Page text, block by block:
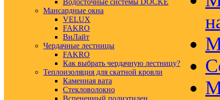
Водосточные системы DOCKE
Мансардные окна
VELUX
FAKRO
ВиЛайт
Чердачные лестницы
FAKRO
Как выбрать чердачную лестницу?
Теплоизоляция для скатной кровли
Каменная вата
Стекловолокно
Вспененный полиэтилен